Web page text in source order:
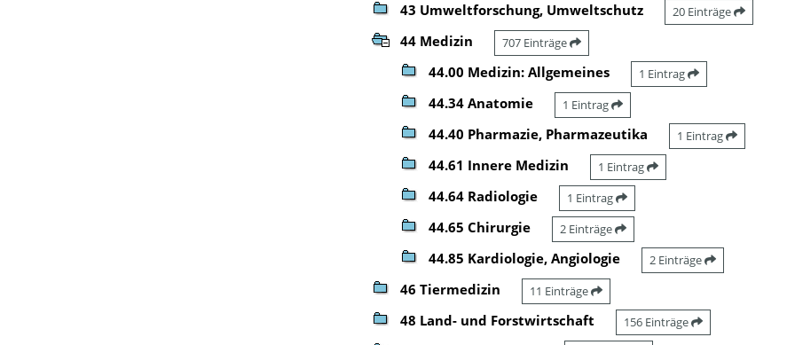
43 Umweltforschung, Umweltschutz 20 Einträge
44 Medizin 707 Einträge
44.00 Medizin: Allgemeines 1 Eintrag
44.34 Anatomie 1 Eintrag
44.40 Pharmazie, Pharmazeutika 1 Eintrag
44.61 Innere Medizin 1 Eintrag
44.64 Radiologie 1 Eintrag
44.65 Chirurgie 2 Einträge
44.85 Kardiologie, Angiologie 2 Einträge
46 Tiermedizin 11 Einträge
48 Land- und Forstwirtschaft 156 Einträge